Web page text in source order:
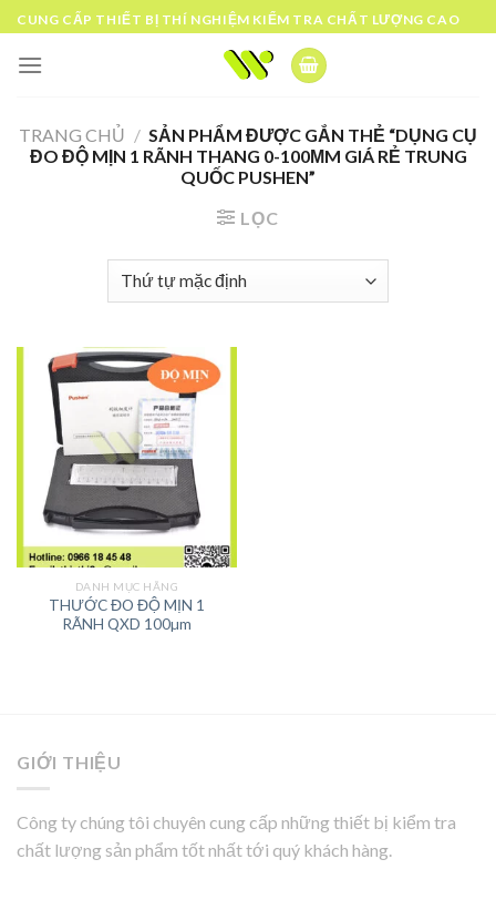
Skip
to
content
CUNG CẤP THIẾT BỊ THÍ NGHIỆM KIỂM TRA CHẤT LƯỢNG CAO
TRANG CHỦ / SẢN PHẨM ĐƯỢC GẮN THẺ “DỤNG CỤ
ĐO ĐỘ MỊN 1 RÃNH THANG 0-100ΜM GIÁ RẺ TRUNG
QUỐC PUSHEN”
LỌC
DANH MỤC HÃNG
THƯỚC ĐO ĐỘ MỊN 1
RÃNH QXD 100µm
GIỚI THIỆU
Công ty chúng tôi chuyên cung cấp những thiết bị kiểm tra
chất lượng sản phẩm tốt nhất tới quý khách hàng.